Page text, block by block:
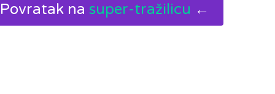
na super-tražilicu ←